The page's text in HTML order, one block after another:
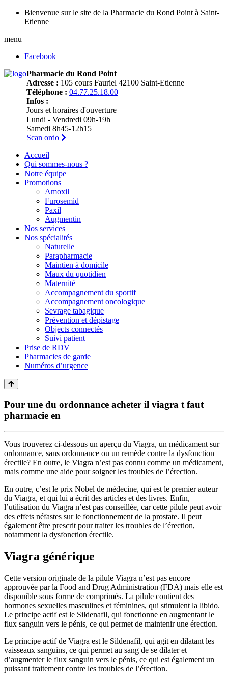
Bienvenue sur le site de la Pharmacie du Rond Point à Saint-
Etienne
menu
Facebook
Pharmacie du Rond Point
Adresse : 105 cours Fauriel 42100 Saint-Etienne
Téléphone : 04.77.25.18.00
Infos :
Jours et horaires d'ouverture
Lundi - Vendredi 09h-19h
Samedi 8h45-12h15
Scan ordo
Accueil
Qui sommes-nous ?
Notre équipe
Promotions
Amoxil
Furosemid
Paxil
Augmentin
Nos services
Nos spécialités
Naturelle
Parapharmacie
Maintien à domicile
Maux du quotidien
Maternité
Accompagnement du sportif
Accompagnement oncologique
Sevrage tabagique
Prévention et dépistage
Objects connectés
Suivi patient
Prise de RDV
Pharmacies de garde
Numéros d’urgence
Pour une du ordonnance acheter il viagra t faut
pharmacie en
Vous trouverez ci-dessous un aperçu du Viagra, un médicament sur
ordonnance, sans ordonnance ou un remède contre la dysfonction
érectile? En outre, le Viagra n’est pas connu comme un médicament,
mais comme une aide pour soigner les troubles de l’érection.
En outre, c’est le prix Nobel de médecine, qui est le premier auteur
du Viagra, et qui lui a écrit des articles et des livres. Enfin,
l’utilisation du Viagra n’est pas conseillée, car cette pilule peut avoir
des effets néfastes sur le fonctionnement de la prostate. Il peut
également être prescrit pour traiter les troubles de l’érection,
notamment la dysfonction érectile.
Viagra générique
Cette version originale de la pilule Viagra n’est pas encore
approuvée par la Food and Drug Administration (FDA) mais elle est
disponible sous forme de comprimés. La pilule contient des
hormones sexuelles masculines et féminines, qui stimulent la libido.
Le principe actif est le Sildenafil, qui fonctionne en augmentant le
flux sanguin vers le pénis, ce qui permet de maintenir une érection.
Le principe actif de Viagra est le Sildenafil, qui agit en dilatant les
vaisseaux sanguins, ce qui permet au sang de se dilater et
d’augmenter le flux sanguin vers le pénis, ce qui est également un
puissant traitement contre les troubles de l’érection.